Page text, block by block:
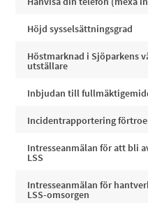
Höjd sysselsättningsgrad
Höstmarknad i Sjöparkens
utställare
Inbjudan till
Incidentrapportering
Intresseanmälan för att bli
LSS
Intresseanmälan för
LSS-omsorgen